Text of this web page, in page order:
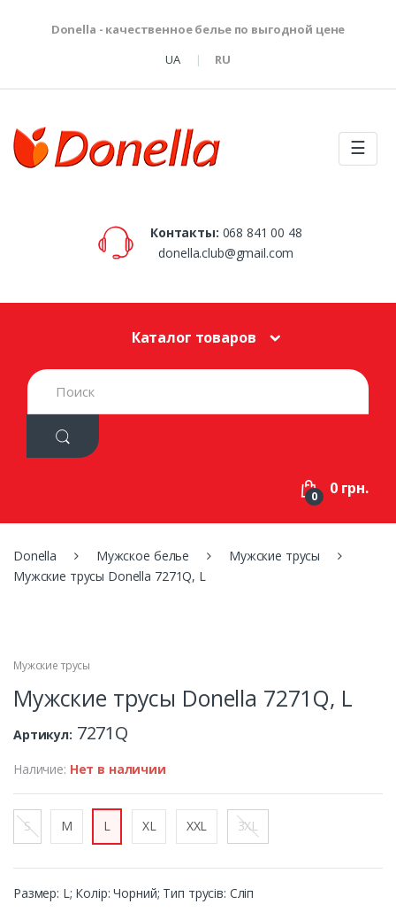
Donella - качественное белье по выгодной цене
UA
RU
☰
Контакты: 068 841 00 48
donella.club@gmail.com
Каталог товаров
S
e
h
:
0 0 грн.
Donella Мужское белье
Мужские трусы
Мужские трусы Donella 7271Q, L
Мужские трусы
Мужские трусы Donella 7271Q, L
Артикул: 7271Q
Наличие: Нет в наличии
S M L XL XXL 3XL
Размер: L; Колір: Чорний; Тип трусів: Сліп